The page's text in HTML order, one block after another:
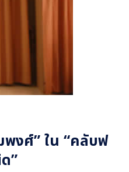
งศ์” ใน “คลับฟ
”